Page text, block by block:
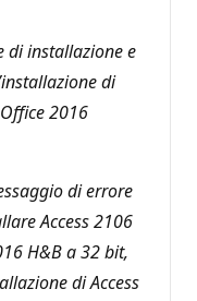
di installazione e
di
2016
di errore
Access 2106
H&B a 32 bit,
di Access